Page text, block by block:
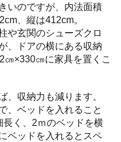
いのですが、内法面積
、縦は412cm。
や玄関のシューズクロ
、ドアの横にある収納
×330㎝に家具を置くこ
、収納力も減ります。
、ベッドを入れること
く、2ｍのベッドを横
ベッドを入れるとスペ